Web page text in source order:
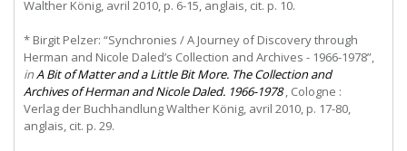
Walther König, avril 2010, p. 6-15, anglais, cit. p. 10.
* Birgit Pelzer: “Synchronies / A Journey of Discovery through
Herman and Nicole Daled’s Collection and Archives - 1966-1978”,
inA Bit of Matter and a Little Bit More. The Collection and
Archives of Herman and Nicole Daled. 1966-1978, Cologne :
Verlag der Buchhandlung Walther König, avril 2010, p. 17-80,
anglais, cit. p. 29.